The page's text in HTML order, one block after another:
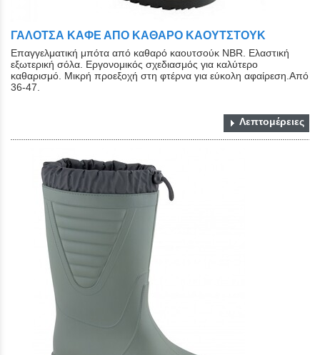
ΓΑΛΟΤΣΑ ΚΑΦΕ ΑΠΟ ΚΑΘΑΡΟ ΚΑΟΥΤΣΤΟΥΚ
Επαγγελματική μπότα από καθαρό καουτσούκ NBR. Ελαστική
εξωτερική σόλα. Εργονομικός σχεδιασμός για καλύτερο
καθαρισμό. Μικρή προεξοχή στη φτέρνα για εύκολη αφαίρεση.Από
36-47.
Λεπτομέρειες